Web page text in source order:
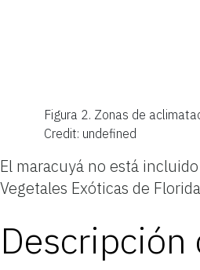
Figura 2. Zonas de
Credit: undefined
El maracuyá no está
Vegetales Exóticas de
Descripción